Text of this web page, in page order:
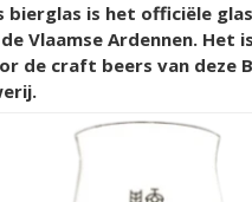
bierglas is het officiële
Vlaamse Ardennen. Het
de craft beers van deze